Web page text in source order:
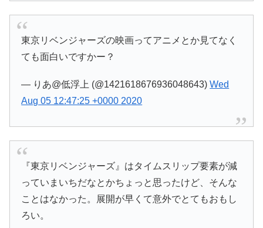
東京リベンジャーズの映画ってアニメとか見てなく
ても面白いですかー？
— りあ@低浮上 (@1421618676936048643)Wed
Aug 05 12:47:25 +0000 2020
『東京リベンジャーズ』はタイムスリップ要素が減
っていまいちだなとかちょっと思ったけど、そんな
ことはなかった。展開が早くて意外でとてもおもし
ろい。